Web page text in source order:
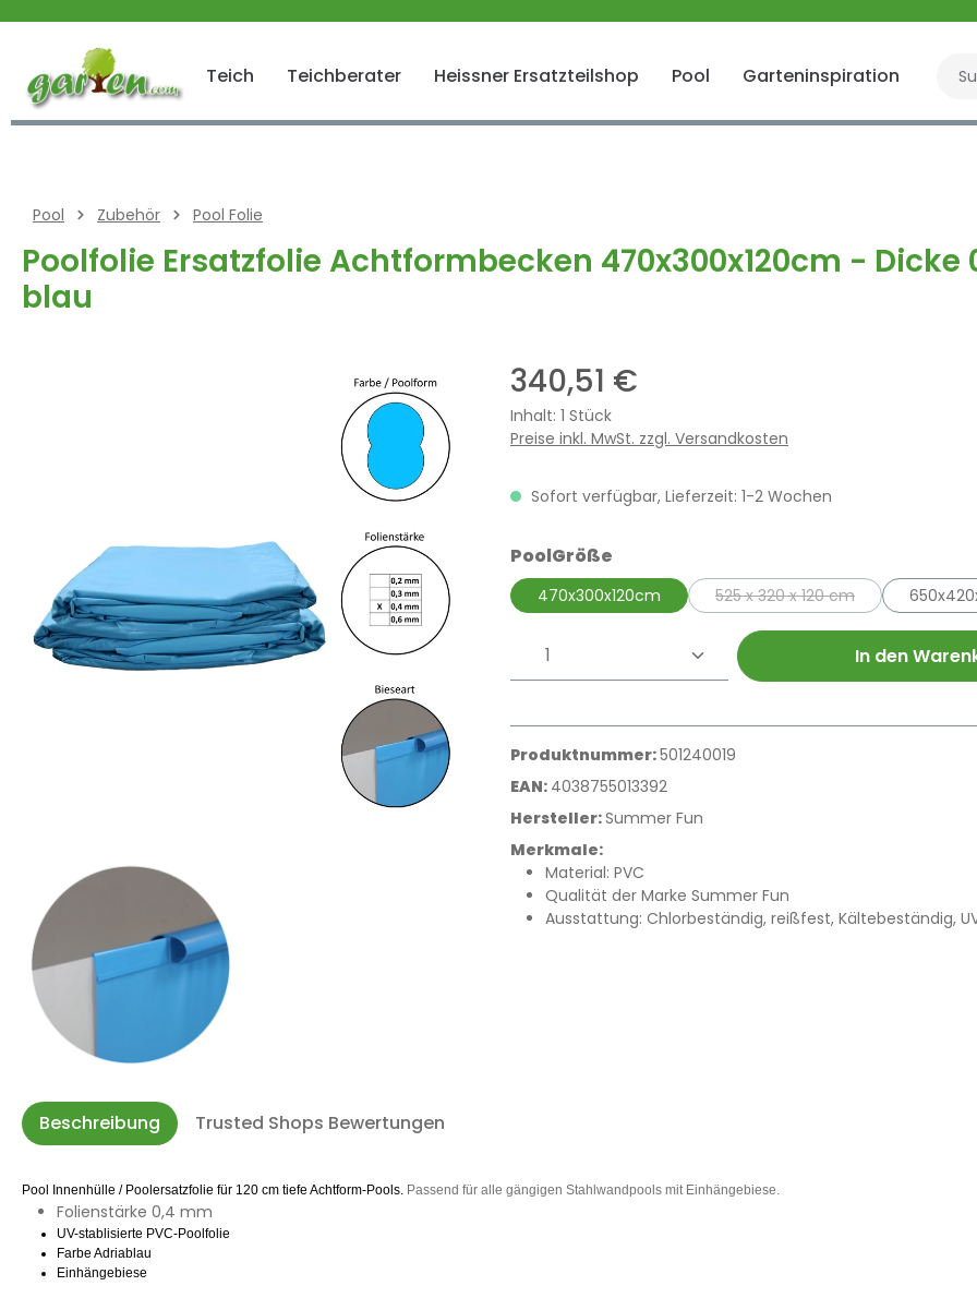
Zur Hauptnavigation springen
Teich Teichberater Heissner Ersatzteilshop Pool Garteninspiration
Pool Zubehör Pool Folie
Poolfolie Ersatzfolie Achtformbecken 470x300x120cm -
blau
340,51 €
Inhalt: 1 Stück
Preise inkl. MwSt. zzgl. Versandkosten
Sofort verfügbar, Lieferzeit: 1-2 Wochen
PoolGröße
470x300x120cm 525 x 320 x 120 cm
(Diese Option ist zurzeit
Produkt Anzahl: Gib den In den
Produktnummer:501240019
EAN: 4038755013392
Hersteller:Summer Fun
Merkmale:
Material: PVC
Qualität der Marke Summer Fun
Ausstattung: Chlorbeständig, reißfest, Kältebeständig,
Beschreibung Trusted Shops Bewertungen
Pool Innenhülle / Poolersatzfolie für 120 cm tiefe Achtform-Pools. Passend für alle gängigen Stahlwandpools mit Einhängebiese.
Folienstärke 0,4 mm
UV-stablisierte PVC-Poolfolie
Farbe Adriablau
Einhängebiese